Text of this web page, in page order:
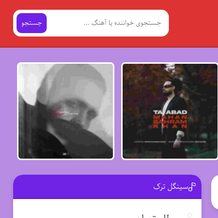
جستجو
سینگل ترک